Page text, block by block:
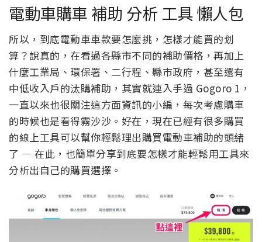
電動車購車 補助 分析 工具 懶人包
所以，到底電動車車款要怎麼挑，怎樣才能買的划
算？說真的，在看過各縣市不同的補助價格，再加上
什麼工業局、環保署、二行程、縣市政府，甚至還有
中低收入戶的汰購補助，其實就連入手過 Gogoro 1，
一直以來也很關注這方面資訊的小編，每次考慮購車
的時候也是看得霧沙沙。好在，現在已經有很多購買
的線上工具可以幫你輕鬆理出購買電動車補助的頭緒
了 — 在此，也簡單分享到底要怎樣才能輕鬆用工具來
分析出自己的購買選擇。